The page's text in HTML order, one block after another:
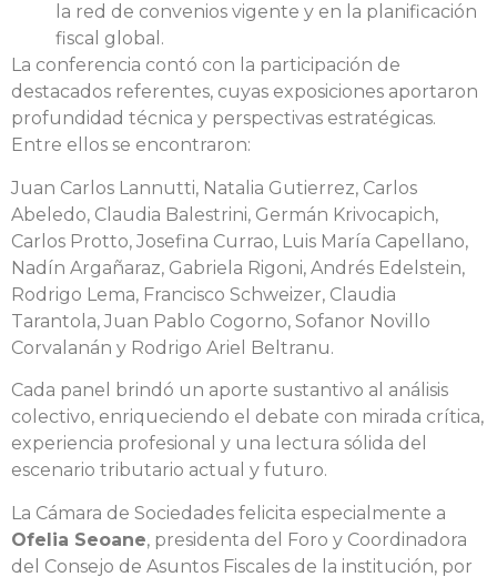
la red de convenios vigente y en la planificación
fiscal global.
La conferencia contó con la participación de
destacados referentes, cuyas exposiciones aportaron
profundidad técnica y perspectivas estratégicas.
Entre ellos se encontraron:
Juan Carlos Lannutti, Natalia Gutierrez, Carlos
Abeledo, Claudia Balestrini, Germán Krivocapich,
Carlos Protto, Josefina Currao, Luis María Capellano,
Nadín Argañaraz, Gabriela Rigoni, Andrés Edelstein,
Rodrigo Lema, Francisco Schweizer, Claudia
Tarantola, Juan Pablo Cogorno, Sofanor Novillo
Corvalanán y Rodrigo Ariel Beltranu.
Cada panel brindó un aporte sustantivo al análisis
colectivo, enriqueciendo el debate con mirada crítica,
experiencia profesional y una lectura sólida del
escenario tributario actual y futuro.
La Cámara de Sociedades felicita especialmente a
Ofelia Seoane, presidenta del Foro y Coordinadora
del Consejo de Asuntos Fiscales de la institución, por